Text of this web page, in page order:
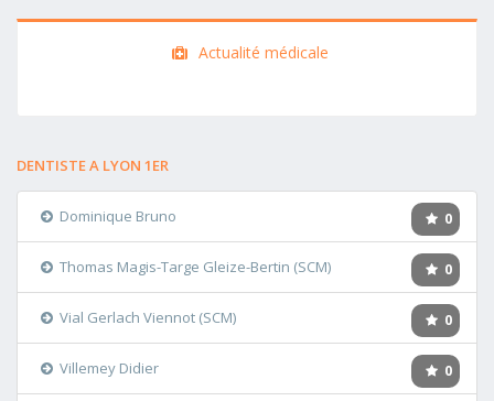
Actualité médicale
DENTISTE A LYON 1ER
0
Dominique Bruno
0
Thomas Magis-Targe Gleize-Bertin (SCM)
0
Vial Gerlach Viennot (SCM)
0
Villemey Didier